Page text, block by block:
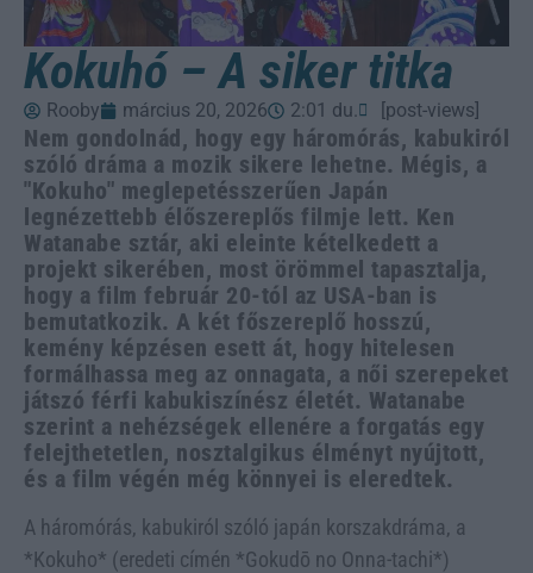
Kokuhó – A siker titka
Rooby március 20, 2026 2:01 du. [post-views]
Nem gondolnád, hogy egy háromórás, kabukiról
szóló dráma a mozik sikere lehetne. Mégis, a
"Kokuho" meglepetésszerűen Japán
legnézettebb élőszereplős filmje lett. Ken
Watanabe sztár, aki eleinte kételkedett a
projekt sikerében, most örömmel tapasztalja,
hogy a film február 20-tól az USA-ban is
bemutatkozik. A két főszereplő hosszú,
kemény képzésen esett át, hogy hitelesen
formálhassa meg az onnagata, a női szerepeket
játszó férfi kabukiszínész életét. Watanabe
szerint a nehézségek ellenére a forgatás egy
felejthetetlen, nosztalgikus élményt nyújtott,
és a film végén még könnyei is eleredtek.
A háromórás, kabukiról szóló japán korszakdráma, a
*Kokuho* (eredeti címén *Gokudō no Onna-tachi*)